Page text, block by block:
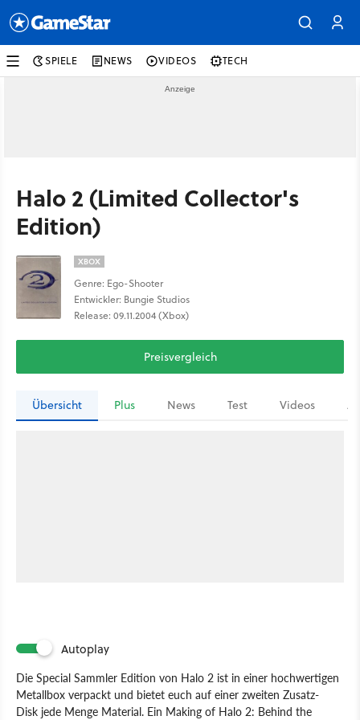
SPIELE NEWS VIDEOS TECH
Halo 2 (Limited Collector's
Edition)
XBOX
Genre: Ego-Shooter
Entwickler: Bungie Studios
Release: 09.11.2004 (Xbox)
Preisvergleich
Übersicht Plus News Test Videos
Autoplay
Die Special Sammler Edition von Halo 2 ist in einer hochwertigen
Metallbox verpackt und bietet euch auf einer zweiten Zusatz-
Disk jede Menge Material. Ein Making of Halo 2: Behind the